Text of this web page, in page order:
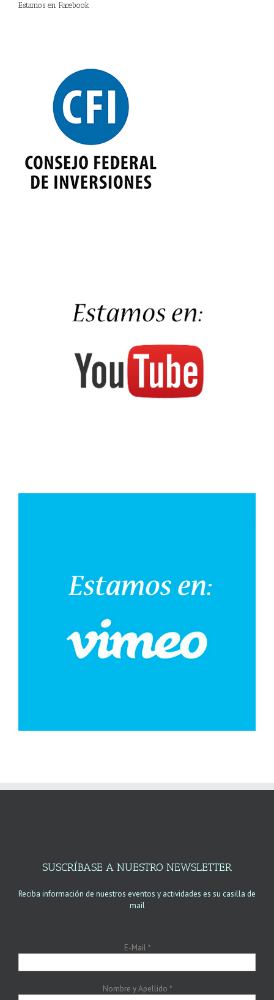
Estamos en Facebook
SUSCRÍBASE A NUESTRO NEWSLETTER
Reciba información de nuestros eventos y actividades es su casilla de
mail
E-Mail*
Nombre y Apellido *